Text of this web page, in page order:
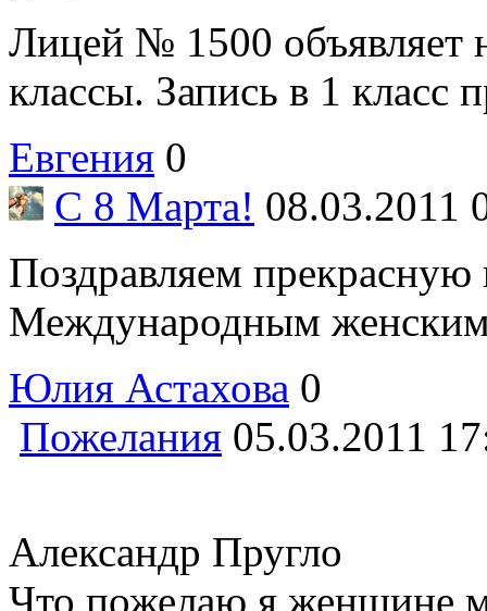
Лицей № 1500 объявляет
классы. Запись в 1 класс
Евгения 0
С 8 Марта! 08.03.2011
Поздравляем
Международным
Юлия Астахова 0
Пожелания 05.03.2011
Александр Пругло
Что пожелаю я женщине